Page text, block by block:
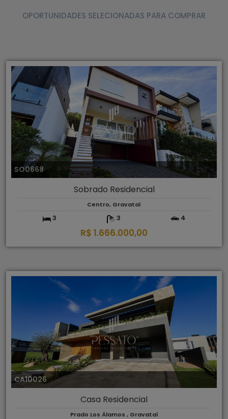
OPORTUNIDADES SELECIONADAS PARA COMPRAR
SO0668
Sobrado Residencial
Centro, Gravataí
3 3 4
R$ 1.666.000,00
CA10026
Casa Residencial
Prado Los Álamos , Gravataí